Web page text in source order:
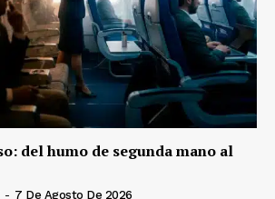
del humo de segunda mano al
- 7 De Agosto De 2026